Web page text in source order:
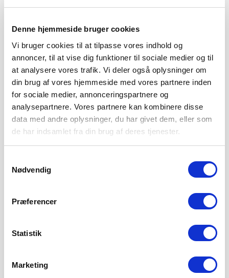
Denne hjemmeside bruger cookies
Vi bruger cookies til at tilpasse vores indhold og
annoncer, til at vise dig funktioner til sociale medier og til
at analysere vores trafik. Vi deler også oplysninger om
din brug af vores hjemmeside med vores partnere inden
for sociale medier, annonceringspartnere og
analysepartnere. Vores partnere kan kombinere disse
data med andre oplysninger, du har givet dem, eller som
de har indsamlet fra din brug af deres tjenester.
Nødvendig
Præferencer
Statistik
Marketing
SØNDERJYSKE FODBOLD SÆLGER
8. AUGUST 2026
Magnus Jensen til FC Midtjylland. Magnus Jensen har